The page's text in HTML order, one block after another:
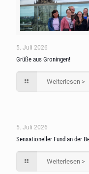
5. Juli 2026
Grüße aus Groningen!
Weiterlesen >
5. Juli 2026
Sensationeller Fund an der
Weiterlesen >